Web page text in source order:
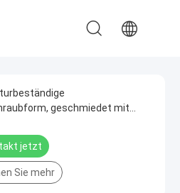
geschmiedet mit
jetzt
Sie mehr